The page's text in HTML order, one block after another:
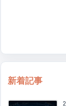
新着記事